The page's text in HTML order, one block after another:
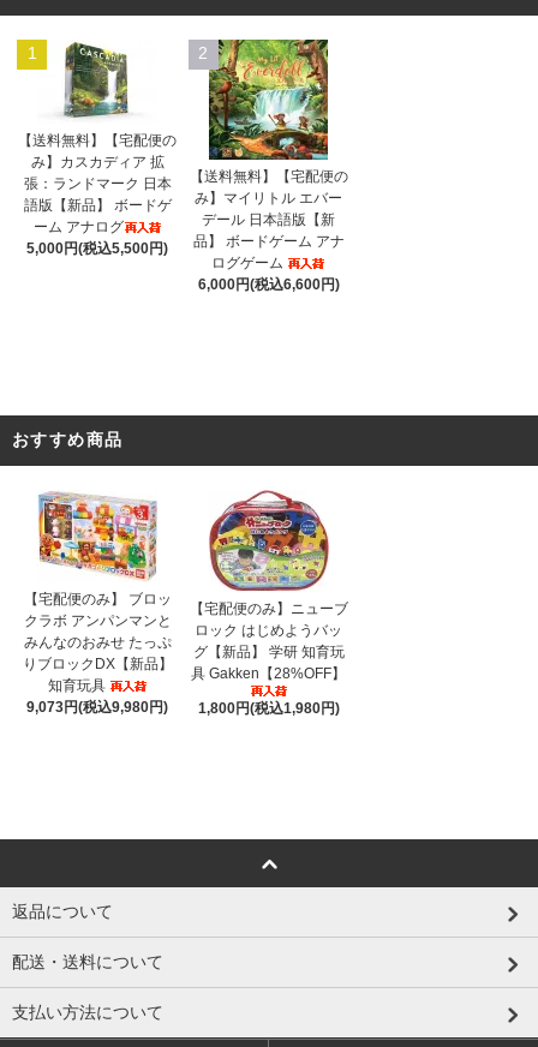
1
【送料無料】【宅配便の
み】カスカディア 拡
張：ランドマーク 日本
語版【新品】 ボードゲ
ーム アナログ
5,000円(税込5,500円)
2
【送料無料】【宅配便の
み】マイリトル エバー
デール 日本語版【新
品】 ボードゲーム アナ
ログゲーム
6,000円(税込6,600円)
おすすめ商品
【宅配便のみ】 ブロッ
クラボ アンパンマンと
みんなのおみせ たっぷ
りブロックDX【新品】
知育玩具
9,073円(税込9,980円)
【宅配便のみ】ニューブ
ロック はじめようバッ
グ【新品】 学研 知育玩
具 Gakken【28%OFF】
1,800円(税込1,980円)
返品について
配送・送料について
支払い方法について